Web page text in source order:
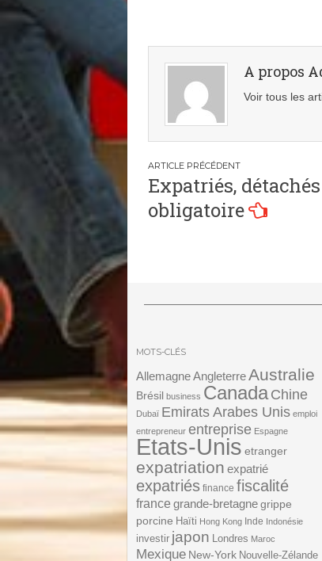
A propos
Voir tous les
Navigation
de
Expatriés,
obligatoire
MOTS-CLÉS
AllemagneAngleterreAustralie
Brésil business CanadaChine
Dubaï Emirats Arabes Unis emploi
entrepreneur entreprise Espagne
Etats-Unis etranger
expatriation expatrié
expatriés finance fiscalité
france grande-bretagnegrippe
porcine Haïti Hong Kong Inde Indonésie
investir japon Londres Maroc
Mexique New-York Nouvelle-Zélande